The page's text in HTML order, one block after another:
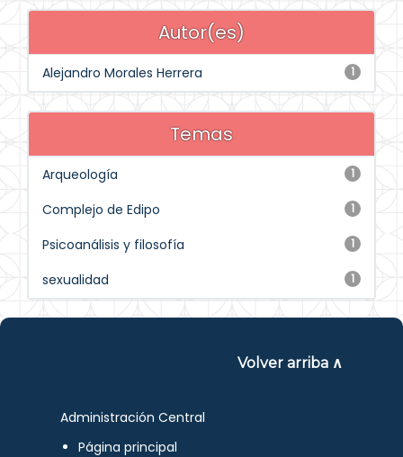
Autor(es)
1
Alejandro Morales Herrera
Temas
1
Arqueología
1
Complejo de Edipo
1
Psicoanálisis y filosofía
1
sexualidad
Volver arriba ∧
Administración Central
Página principal